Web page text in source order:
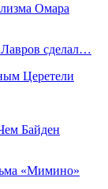
Омара
Лавров сделал…
Церетели
Байден
«Мимино»